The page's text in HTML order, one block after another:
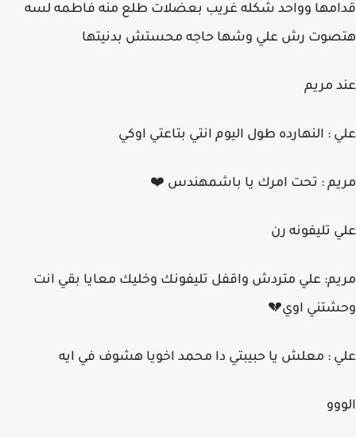
قدامها وواحد شكله غريب بعضلات طلع منه فاطمه لسه
هتصوت رش علي وشها حاجه محستش بدنيتها
عند مريم
علي : النهارده طول اليوم انتي بتاعتي اوكي
مريم : تحت امرك يا باشمهندس ⁦❤️⁩
علي تليفونه رن
مريم: علي متردش واقفل تليفونك وخليك معايا بقي انت
وحشتني اوي💔
علي : معلش يا حبيبتي دا محمد اخويا هشوف في ايه
الووو